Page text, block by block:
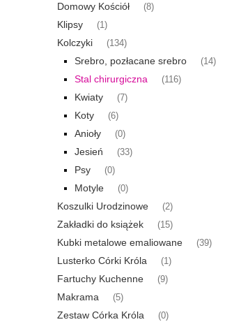
Domowy Kościół (8)
Klipsy (1)
Kolczyki (134)
Srebro, pozłacane srebro (14)
Stal chirurgiczna (116)
Kwiaty (7)
Koty (6)
Anioły (0)
Jesień (33)
Psy (0)
Motyle (0)
Koszulki Urodzinowe (2)
Zakładki do książek (15)
Kubki metalowe emaliowane (39)
Lusterko Córki Króla (1)
Fartuchy Kuchenne (9)
Makrama (5)
Zestaw Córka Króla (0)